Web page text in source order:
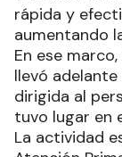
rápida y
aumentando
En ese
llevó
dirigida al
tuvo lugar en
La actividad